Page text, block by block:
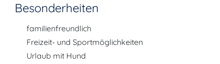
Besonderheiten
familienfreundlich
Freizeit- und Sportmöglichkeiten
Urlaub mit Hund